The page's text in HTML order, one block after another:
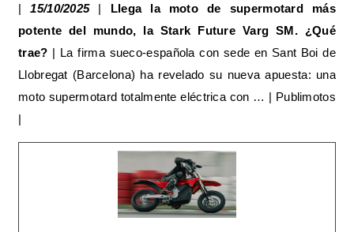
|15/10/2025| Llega la moto de supermotard más
potente del mundo, la Stark Future Varg SM. ¿Qué
trae? | La firma sueco‑española con sede en Sant Boi de
Llobregat (Barcelona) ha revelado su nueva apuesta: una
moto supermotard totalmente eléctrica con … | Publimotos
|